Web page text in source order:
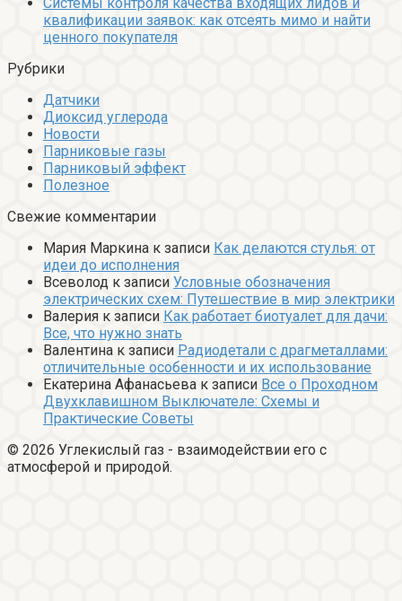
квалификации заявок: как отсеять мимо и найти
ценного покупателя
Рубрики
Датчики
Диоксид углерода
Новости
Парниковые газы
Парниковый эффект
Полезное
Свежие комментарии
Мария Маркина к записи Как делаются стулья: от
идеи до исполнения
Всеволод к записи Условные обозначения
электрических схем: Путешествие в мир электрики
Валерия к записи Как работает биотуалет для дачи:
Все, что нужно знать
Валентина к записи Радиодетали с драгметаллами:
отличительные особенности и их использование
Екатерина Афанасьева к записи Все о Проходном
Двухклавишном Выключателе: Схемы и
Практические Советы
© 2026 Углекислый газ - взаимодействии его с
атмосферой и природой.